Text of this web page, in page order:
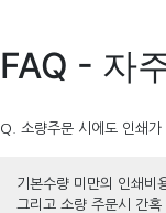
FAQ - 자
Q. 소량주문 시에도 인쇄가
기본수량 미만의 인쇄비
그리고 소량 주문시 간혹